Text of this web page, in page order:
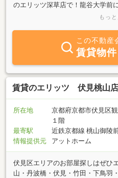
のエリッツ深草店で！龍谷大学前
軽にお立ち寄り下さい。卒業生も
豊富に取り扱っております！物件
お客様に最適な物件をスタッフ一
区だけでなく、京都市内どこでも
もっ
この不動産
賃貸物
賃貸のエリッツ 伏見桃山
所在地
京都府京都市伏見区
１階
最寄駅
近鉄京都線 桃山御陵
情報提供元
アットホーム
伏見区エリアのお部屋探しはぜひ
山・丹波橋・伏見・竹田・下鳥羽